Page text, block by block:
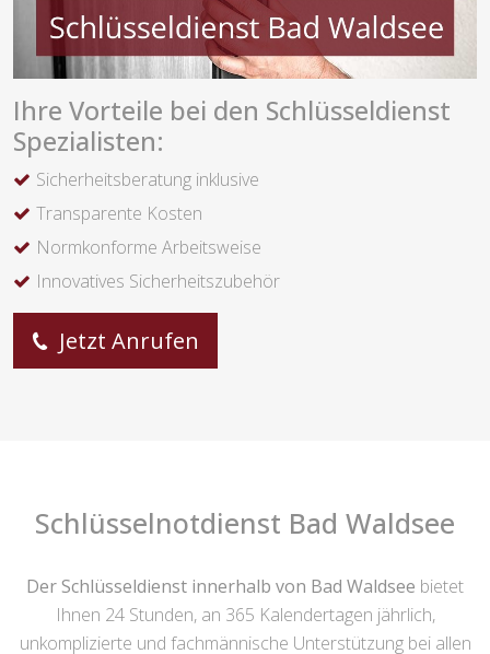
Ihre Vorteile bei den Schlüsseldienst
Spezialisten:
Sicherheitsberatung inklusive
Transparente Kosten
Normkonforme Arbeitsweise
Innovatives Sicherheitszubehör
Jetzt Anrufen
Schlüsselnotdienst Bad Waldsee
Der Schlüsseldienst innerhalb von Bad Waldsee bietet
Ihnen 24 Stunden, an 365 Kalendertagen jährlich,
unkomplizierte und fachmännische Unterstützung bei allen